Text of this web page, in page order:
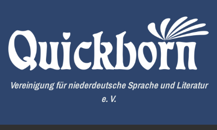
springen
Vereinigung für niederdeutsche Sprache und Literatur
e. V.